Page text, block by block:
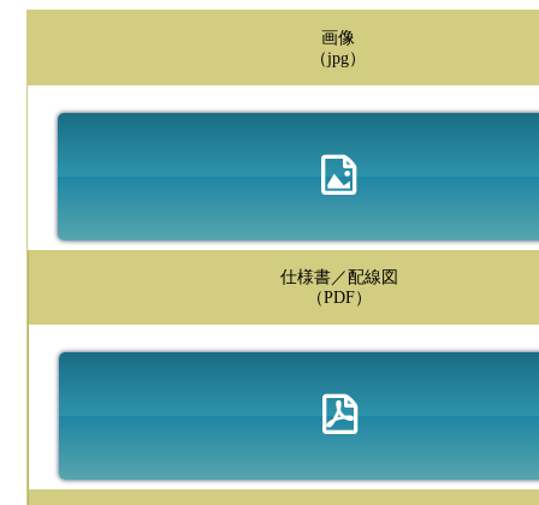
画像
（jpg）
仕様書／配線図
（PDF）